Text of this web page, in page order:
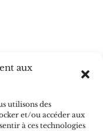
aux
utilisons des
et/ou accéder aux
à ces technologies